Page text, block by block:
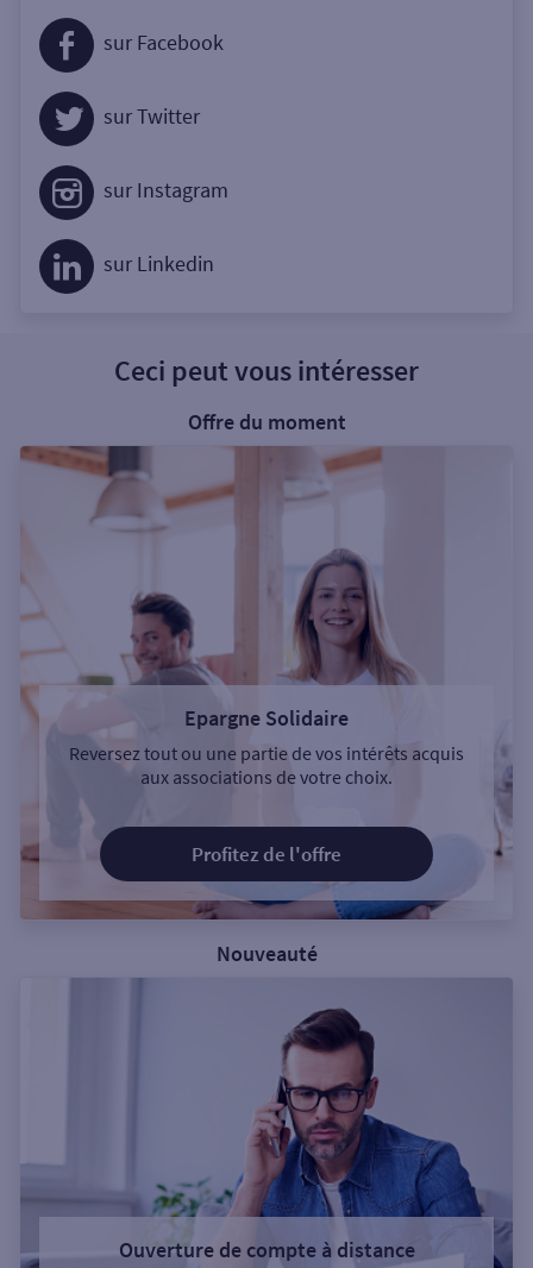
sur Facebook
sur Twitter
sur Instagram
sur Linkedin
Ceci peut vous intéresser
Offre du moment
Epargne Solidaire
Reversez tout ou une partie de vos intérêts acquis
aux associations de votre choix.
Profitez de l'offre
Nouveauté
Ouverture de compte à distance